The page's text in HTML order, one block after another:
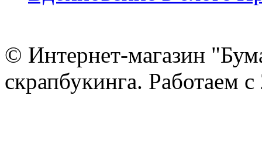
© Интернет-магазин
скрапбукинга. Работаем с